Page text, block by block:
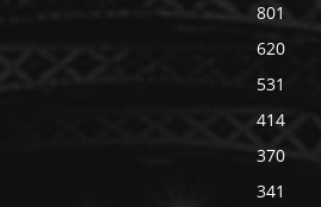
801
620
531
414
370
341